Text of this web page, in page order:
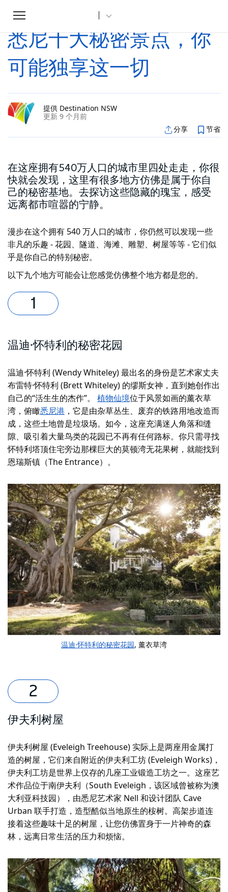
Toggle
navigation
家
悉尼十大秘密景点，你
可能独享这一切
提供 Destination NSW
更新 9 个月前
分享 节省
在这座拥有540万人口的城市里四处走走，你很
快就会发现，这里有很多地方仿佛是属于你自
己的秘密基地。去探访这些隐藏的瑰宝，感受
远离都市喧嚣的宁静。
漫步在这个拥有 540 万人口的城市，你仍然可以发现一些
非凡的乐趣 - 花园、隧道、海滩、雕塑、树屋等等 - 它们似
乎是你自己的特别秘密。
以下九个地方可能会让您感觉仿佛整个地方都是您的。
温迪·怀特利的秘密花园
温迪·怀特利 (Wendy Whiteley) 最出名的身份是艺术家丈夫
布雷特·怀特利 (Brett Whiteley) 的缪斯女神，直到她创作出
自己的“活生生的杰作”。
植物仙境位于风景如画的薰衣草
湾，俯瞰悉尼港 ，它是由杂草丛生、废弃的铁路用地改造而
成，这些土地曾是垃圾场。如今，这座充满迷人角落和缝
隙、吸引着大量鸟类的花园已不再有任何路标。你只需寻找
怀特利塔顶住宅旁边那棵巨大的莫顿湾无花果树​​，就能找到
恩瑞斯镇（The Entrance）。
温迪·怀特利的秘密花园, 薰衣草湾
伊夫利树屋
伊夫利树屋 (Eveleigh Treehouse) 实际上是两座用金属打
造的树屋，它们来自附近的伊夫利工坊 (Eveleigh Works)，
伊夫利工坊是世界上仅存的几座工业锻造工坊之一。这座艺
术作品位于南伊夫利（South Eveleigh，该区域曾被称为澳
大利亚科技园），由悉尼艺术家 Nell 和设计团队 Cave
Urban 联手打造，造型酷似当地原生的桉树。高架步道连
接着这些趣味十足的树屋，让您仿佛置身于一片神奇的森
林，远离日常生活的压力和烦恼。